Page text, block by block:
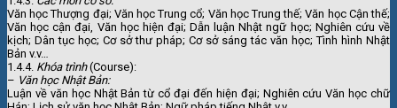
Văn học Thượng đại; Văn học Trung cổ; Văn học Trung thế; Văn học Cận thế;
Văn học cận đại, Văn học hiện đại; Dẫn luận Nhật ngữ học; Nghiên cứu về
kịch; Dân tục học; Cơ sở thư pháp; Cơ sở sáng tác văn học; Tình hình Nhật
Bản v.v…
1.4.4. Khóa trình(Course):
– Văn học Nhật Bản:
Luận về văn học Nhật Bản từ cổ đại đến hiện đại; Nghiên cứu Văn học chữ